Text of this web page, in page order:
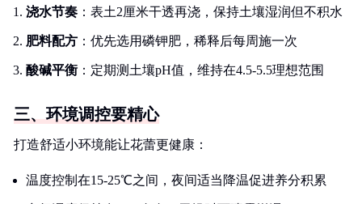
浇水节奏 ：表土2厘米干透再浇，保持土壤湿润但不积水
肥料配方 ：优先选用磷钾肥，稀释后每周施一次
酸碱平衡 ：定期测土壤pH值，维持在4.5-5.5理想范围
三、环境调控要精心
打造舒适小环境能让花蕾更健康：
温度控制在15-25℃之间，夜间适当降温促进养分积累